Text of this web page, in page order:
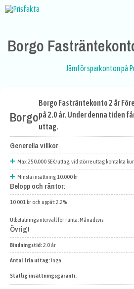
Borgo
Jämför sparkonton på
Borgo
Borgo Fasträntekonto 2 år
på 2.0 år. Under denna tiden
uttag.
Generella villkor
Max 250,000 SEK/uttag, vid större uttag kontakta
Minsta insättning 10.000 kr
Belopp och räntor:
10 001 kr och uppåt: 2.2%
Utbetalningsintervall för ränta: Månadsvis
Övrigt
Bindningstid:2.0 år
Antal fria uttag: Inga
Statlig insättningsgaranti: